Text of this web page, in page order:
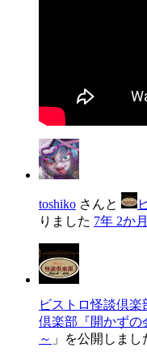
toshiko さんと
りました 7年 2か
ビストロ怪談倶楽
倶楽部『開かずの
～ 」を公開しまし